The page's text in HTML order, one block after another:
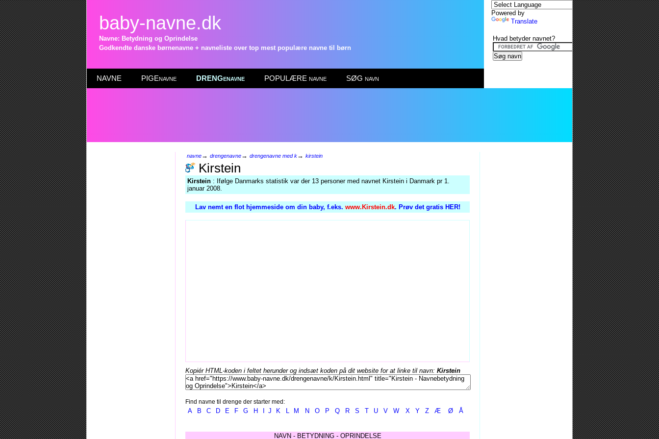
baby-navne.dk
Navne: Betydning og Oprindelse
Godkendte danske børnenavne + navneliste over top mest populære navne til børn
NAVNE PIGEnavne DRENGenavne POPULÆRE navne SØG navn
navne→ drengenavne→ drengenavne med k→ kirstein
Kirstein
Kirstein : Ifølge Danmarks statistik var der 13 personer med navnet Kirstein i Danmark pr 1.
januar 2008.
Lav nemt en flot hjemmeside om din baby, f.eks. www.Kirstein.dk. Prøv det gratis HER!
Kopiér HTML-koden i feltet herunder og indsæt koden på dit website for at linke til navn: Kirstein
Find navne til drenge der starter med:
A B C D E F G H J K L M N O P Q R S T U V W X Y Z Æ Ø Å
NAVN - BETYDNING - OPRINDELSE
Powered by
Translate
Hvad betyder navnet?